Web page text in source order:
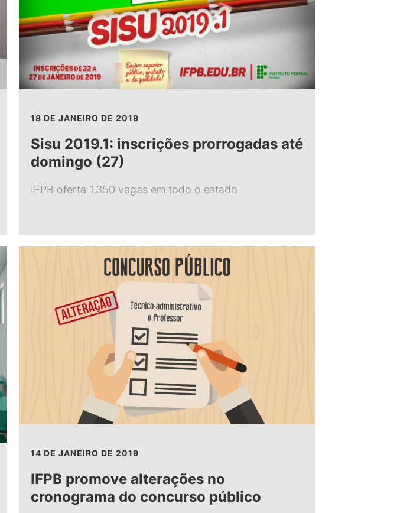
18 DE JANEIRO DE 2019
Sisu 2019.1: inscrições prorrogadas até
domingo (27)
IFPB oferta 1.350 vagas em todo o estado
14 DE JANEIRO DE 2019
IFPB promove alterações no
cronograma do concurso público